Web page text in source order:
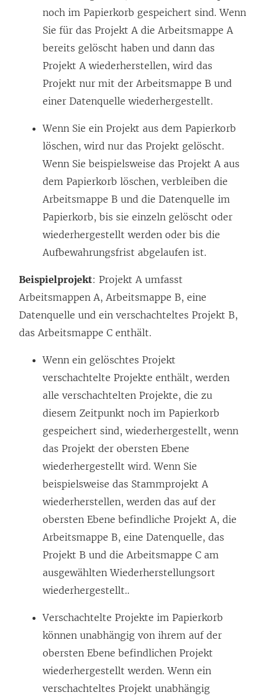
noch im Papierkorb gespeichert sind. Wenn
Sie für das Projekt A die Arbeitsmappe A
bereits gelöscht haben und dann das
Projekt A wiederherstellen, wird das
Projekt nur mit der Arbeitsmappe B und
einer Datenquelle wiederhergestellt.
Wenn Sie ein Projekt aus dem Papierkorb
löschen, wird nur das Projekt gelöscht.
Wenn Sie beispielsweise das Projekt A aus
dem Papierkorb löschen, verbleiben die
Arbeitsmappe B und die Datenquelle im
Papierkorb, bis sie einzeln gelöscht oder
wiederhergestellt werden oder bis die
Aufbewahrungsfrist abgelaufen ist.
Beispielprojekt: Projekt A umfasst
Arbeitsmappen A, Arbeitsmappe B, eine
Datenquelle und ein verschachteltes Projekt B,
das Arbeitsmappe C enthält.
Wenn ein gelöschtes Projekt
verschachtelte Projekte enthält, werden
alle verschachtelten Projekte, die zu
diesem Zeitpunkt noch im Papierkorb
gespeichert sind, wiederhergestellt, wenn
das Projekt der obersten Ebene
wiederhergestellt wird. Wenn Sie
beispielsweise das Stammprojekt A
wiederherstellen, werden das auf der
obersten Ebene befindliche Projekt A, die
Arbeitsmappe B, eine Datenquelle, das
Projekt B und die Arbeitsmappe C am
ausgewählten Wiederherstellungsort
wiederhergestellt..
Verschachtelte Projekte im Papierkorb
können unabhängig von ihrem auf der
obersten Ebene befindlichen Projekt
wiederhergestellt werden. Wenn ein
verschachteltes Projekt unabhängig